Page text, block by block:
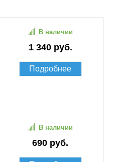
1 340 руб.
В наличии
Подробнее
690 руб.
В наличии